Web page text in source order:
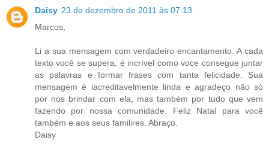
Daisy 23 de dezembro de 2011 às 07:13
Marcos,
Li a sua mensagem com verdadeiro encantamento. A cada
texto você se supera, é incrível como voce consegue juntar
as palavras e formar frases com tanta felicidade. Sua
mensagem é iacreditavelmente linda e agradeço não só
por nos brindar com ela, mas também por tudo que vem
fazendo por nossa comunidade. Feliz Natal para você
também e aos seus familires. Abraço.
Daisy